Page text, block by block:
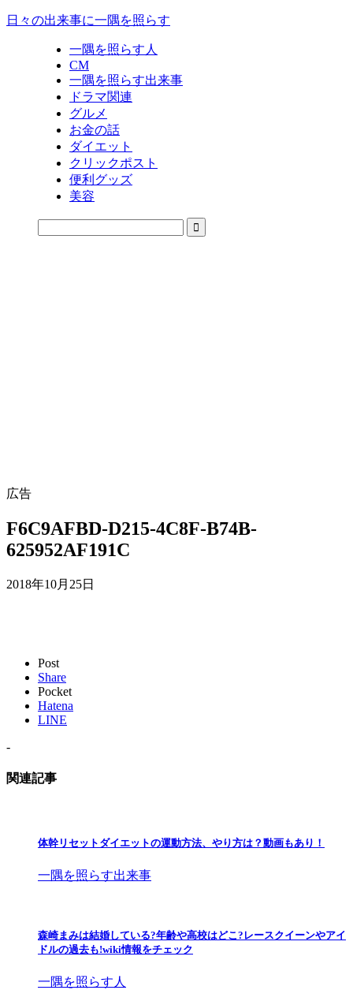
日々の出来事に一隅を照らす
一隅を照らす人
CM
一隅を照らす出来事
ドラマ関連
グルメ
お金の話
ダイエット
クリックポスト
便利グッズ
美容
広告
F6C9AFBD-D215-4C8F-B74B-
625952AF191C
2018年10月25日
Post
Share
Pocket
Hatena
LINE
-
関連記事
体幹リセットダイエットの運動方法、やり方は？動画もあり！
一隅を照らす出来事
森崎まみは結婚している?年齢や高校はどこ?レースクイーンやアイ
ドルの過去も!wiki情報をチェック
一隅を照らす人